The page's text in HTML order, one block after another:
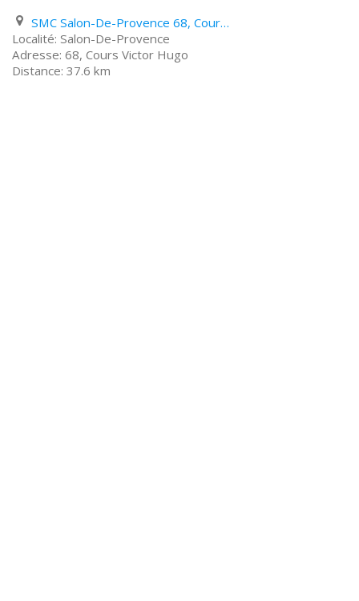
SMC Salon-De-Provence 68, Cours Victor Hugo
Salon-De-Provence
68, Cours Victor Hugo
37.6 km